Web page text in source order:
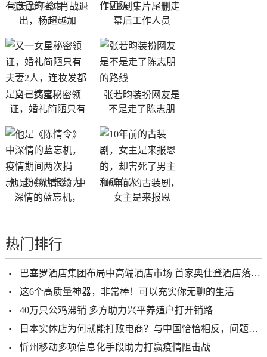
《庆余年2》肖战退
出，杨超越加
TVB剧集片尾删走
幕后工作人员
又一女星秘密领
证，婚礼简陋只有
张若昀装扮网友是
不是走了陈志朋
他是《陈情令》中
深情的蓝忘机，
10年前的古装剧，
女主是来报恩
热门排行
巴塞罗酒店集团布局中高端酒店市场 首家奥仕登酒店落户西安
这6个高质量神器，非常棒！可以充实你无聊的生活
40万只公鸡滞销 多方助力兴平养殖户打开销路
日本实体店为何就能打败电商？与中国恰恰相反，问题出在哪里？
忻州移动多项信息化手段助力打赢疫情阻击战